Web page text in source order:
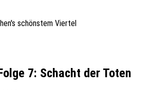
schönstem Viertel
7: Schacht der Toten